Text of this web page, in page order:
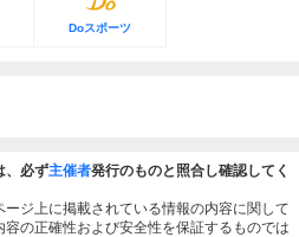
Doスポーツ
、必ず主催者発行のものと照合し確認してく
ジ上に掲載されている情報の内容に関して
の正確性および安全性を保証するものでは